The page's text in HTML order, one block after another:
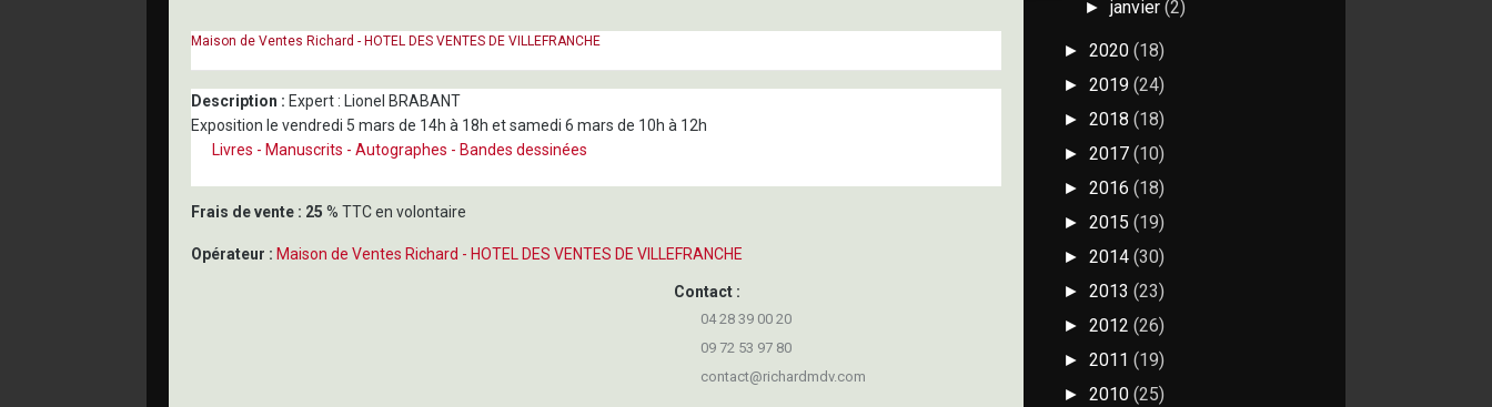
Maison de Ventes Richard - HOTEL DES VENTES DE VILLEFRANCHE
Description : Expert : Lionel BRABANT
Exposition le vendredi 5 mars de 14h à 18h et samedi 6 mars de 10h à 12h
Livres - Manuscrits - Autographes - Bandes dessinées
Frais de vente : 25 % TTC en volontaire
Opérateur : Maison de Ventes Richard - HOTEL DES VENTES DE VILLEFRANCHE
Contact :
04 28 39 00 20
09 72 53 97 80
contact@richardmdv.com
►janvier(2)
► 2020 (18)
► 2019 (24)
► 2018 (18)
► 2017 (10)
► 2016 (18)
► 2015 (19)
► 2014 (30)
► 2013 (23)
► 2012 (26)
► 2011 (19)
► 2010 (25)